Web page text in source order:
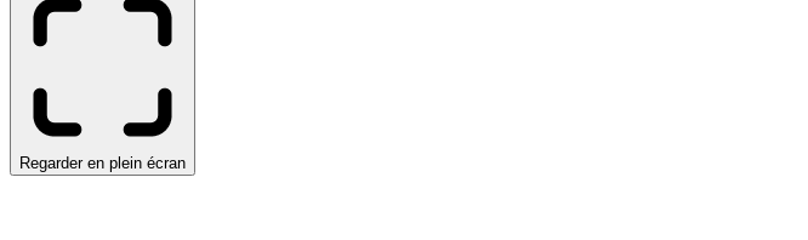
Regarder en plein écran